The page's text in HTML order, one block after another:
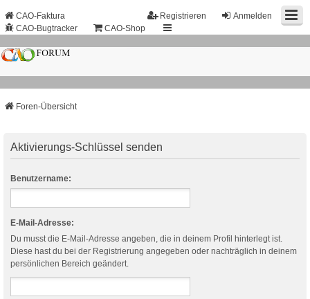
Anmelden
Registrieren
CAO-Faktura
CAO-Bugtracker
CAO-Shop
Foren-Übersicht
Aktivierungs-Schlüssel senden
Benutzername:
E-Mail-Adresse:
Du musst die E-Mail-Adresse angeben, die in deinem Profil hinterlegt ist.
Diese hast du bei der Registrierung angegeben oder nachträglich in deinem
persönlichen Bereich geändert.